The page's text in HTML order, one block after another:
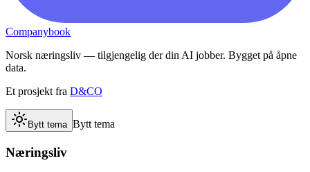
Companybook
Norsk næringsliv — tilgjengelig der din AI jobber. Bygget på åpne
data.
Et prosjekt fra D&CO
Bytt tema Bytt tema
Næringsliv